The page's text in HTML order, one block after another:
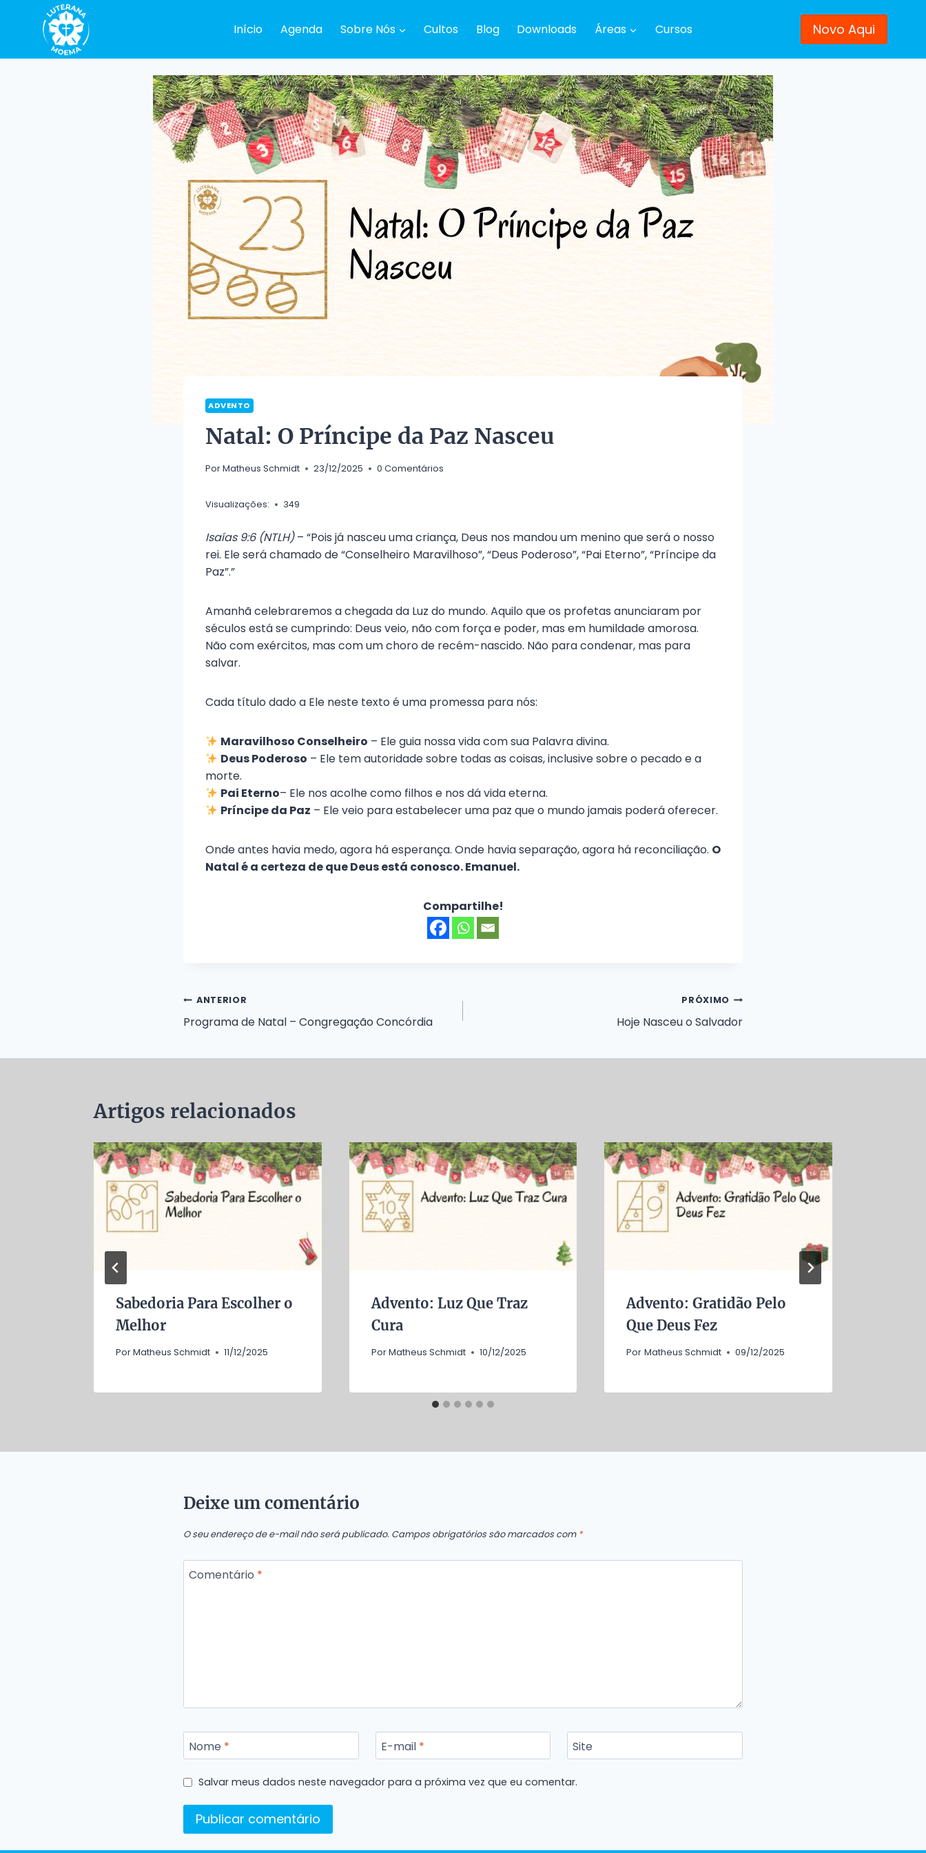
Conteúdo
Início Agenda Sobre Nós Cultos Blog Downloads Áreas Cursos Novo Aqui
ADVENTO
Natal: O Príncipe da Paz Nasceu
PorMatheus Schmidt 23/12/2025 0 Comentários
Visualizações: 349
Isaías 9:6 (NTLH)– “Pois já nasceu uma criança, Deus nos mandou um menino que será o nosso
rei. Ele será chamado de “Conselheiro Maravilhoso”, “Deus Poderoso”, “Pai Eterno”, “Príncipe da
Paz”.”
Amanhã celebraremos a chegada da Luz do mundo. Aquilo que os profetas anunciaram por
séculos está se cumprindo: Deus veio, não com força e poder, mas em humildade amorosa.
Não com exércitos, mas com um choro de recém-nascido. Não para condenar, mas para
salvar.
Cada título dado a Ele neste texto é uma promessa para nós:
Maravilhoso Conselheiro – Ele guia nossa vida com sua Palavra divina.
Deus Poderoso – Ele tem autoridade sobre todas as coisas, inclusive sobre o pecado e a
morte.
Pai Eterno– Ele nos acolhe como filhos e nos dá vida eterna.
Príncipe da Paz – Ele veio para estabelecer uma paz que o mundo jamais poderá oferecer.
Onde antes havia medo, agora há esperança. Onde havia separação, agora há reconciliação. O
Natal é a certeza de que Deus está conosco. Emanuel.
Compartilhe!
Navegação
de
Post
ANTERIOR
Programa de Natal – Congregação Concórdia
PRÓXIMO
Hoje Nasceu o Salvador
Artigos relacionados
Sabedoria Para Escolher o
Melhor
PorMatheus Schmidt 11/12/2025
Advento: Luz Que Traz
Cura
PorMatheus Schmidt 10/12/2025
Advento: Gratidão Pelo
Que Deus Fez
Por Matheus Schmidt 09/12/2025
Deixe um comentário
O seu endereço de e-mail não será publicado. Campos obrigatórios são marcados com *
Comentário *
Nome * E-mail * Site
Salvar meus dados neste navegador para a próxima vez que eu comentar.